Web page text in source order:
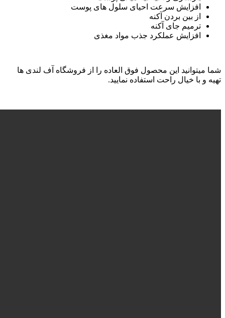
افزایش سرعت احیای سلول های پوست
از بین بردن آکنه
ترمیم جای آکنه
افزایش عملکرد جذب مواد مغذی
شما میتوانید این محصول فوق العاده را از فروشگاه آف لندی ها
تهیه و با خیال راحت استفاده نمایید.